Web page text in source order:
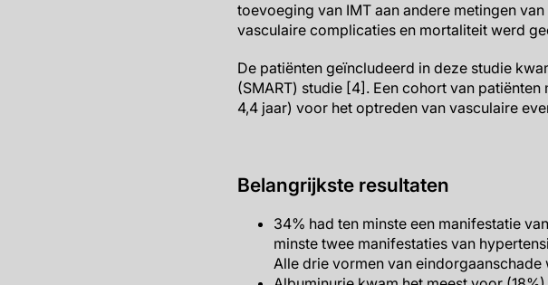
toevoeging van IMT aan andere metingen
vasculaire complicaties en mortaliteit werd
De patiënten geïncludeerd in deze studie
(SMART) studie [4]. Een cohort van
4,4 jaar) voor het optreden van vasculaire
Belangrijkste resultaten
34% had ten minste een manifestatie
minste twee manifestaties van
Alle drie vormen van